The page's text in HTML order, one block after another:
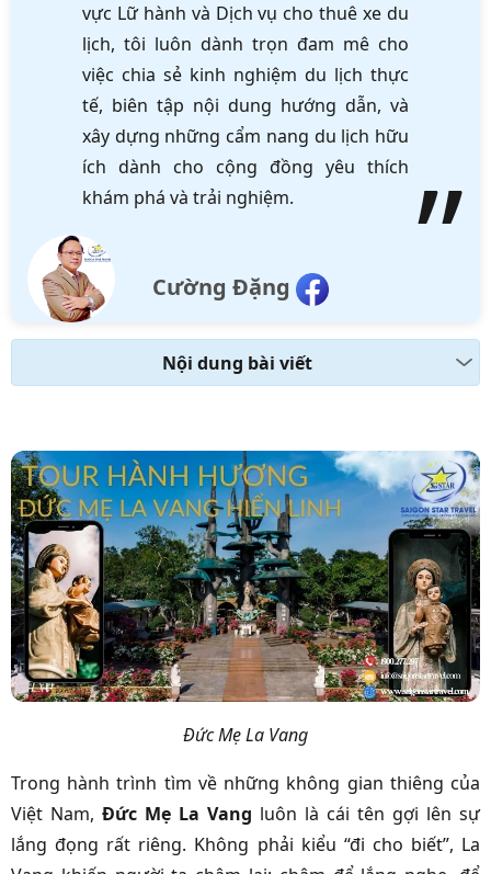
vực Lữ hành và Dịch vụ cho thuê xe du
lịch, tôi luôn dành trọn đam mê cho
việc chia sẻ kinh nghiệm du lịch thực
tế, biên tập nội dung hướng dẫn, và
xây dựng những cẩm nang du lịch hữu
ích dành cho cộng đồng yêu thích
khám phá và trải nghiệm.
Cường Đặng
Nội dung bài viết
Đức Mẹ La Vang
Trong hành trình tìm về những không gian thiêng của
Việt Nam, Đức Mẹ La Vang luôn là cái tên gợi lên sự
lắng đọng rất riêng. Không phải kiểu “đi cho biết”, La